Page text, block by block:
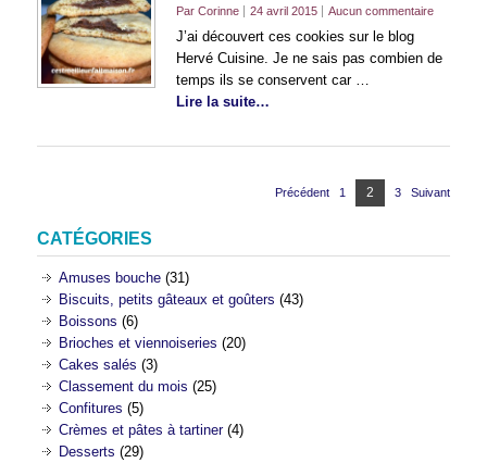
Par Corinne 24 avril 2015 Aucun commentaire
J’ai découvert ces cookies sur le blog
Hervé Cuisine. Je ne sais pas combien de
temps ils se conservent car …
Lire la suite…
publications
Précédent Page
1 Page
2 Page
3 Suivant
CATÉGORIES
Amuses bouche (31)
Biscuits, petits gâteaux et goûters (43)
Boissons (6)
Brioches et viennoiseries (20)
Cakes salés (3)
Classement du mois (25)
Confitures (5)
Crèmes et pâtes à tartiner(4)
Desserts (29)